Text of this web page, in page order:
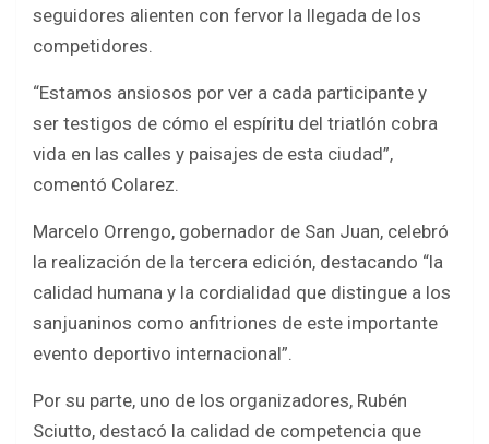
seguidores alienten con fervor la llegada de los
competidores.
“Estamos ansiosos por ver a cada participante y
ser testigos de cómo el espíritu del triatlón cobra
vida en las calles y paisajes de esta ciudad”,
comentó Colarez.
Marcelo Orrengo, gobernador de San Juan, celebró
la realización de la tercera edición, destacando “la
calidad humana y la cordialidad que distingue a los
sanjuaninos como anfitriones de este importante
evento deportivo internacional”.
Por su parte, uno de los organizadores, Rubén
Sciutto, destacó la calidad de competencia que